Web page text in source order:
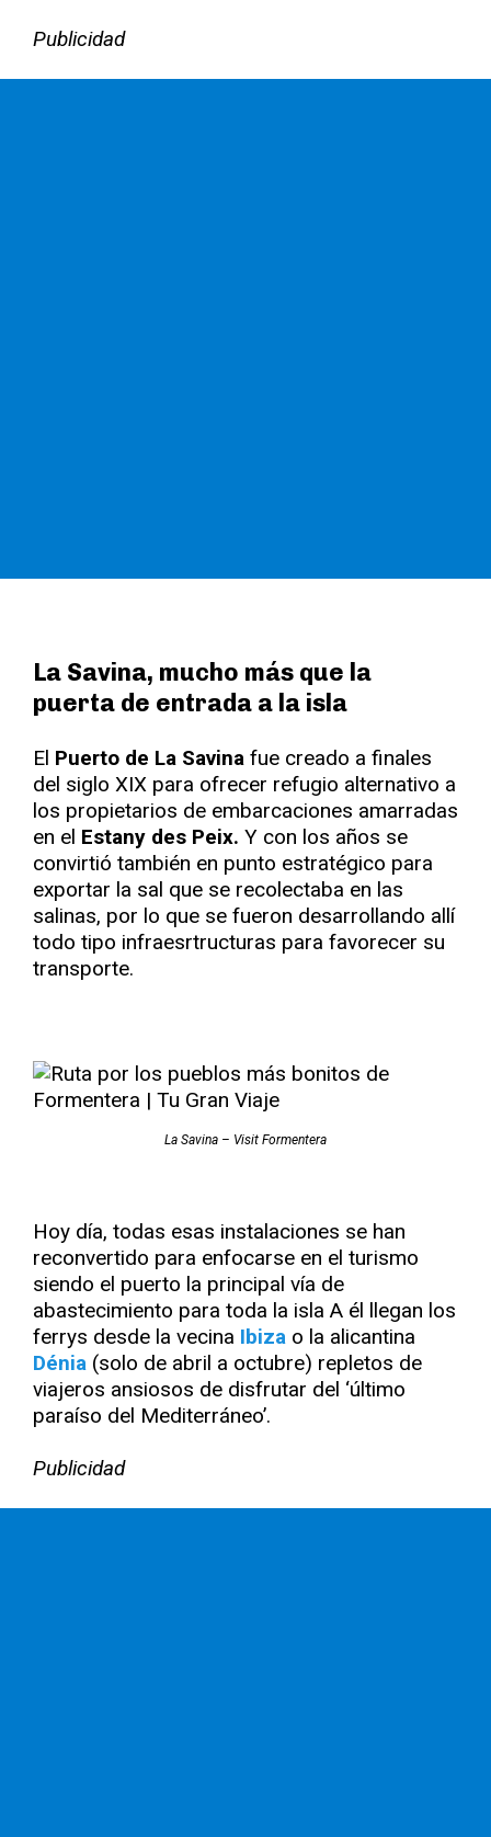
Publicidad
La Savina, mucho más que la
puerta de entrada a la isla
El Puerto de La Savina fue creado a finales
del siglo XIX para ofrecer refugio alternativo a
los propietarios de embarcaciones amarradas
en el Estany des Peix. Y con los años se
convirtió también en punto estratégico para
exportar la sal que se recolectaba en las
salinas, por lo que se fueron desarrollando allí
todo tipo infraesrtructuras para favorecer su
transporte.
La Savina – Visit Formentera
Hoy día, todas esas instalaciones se han
reconvertido para enfocarse en el turismo
siendo el puerto la principal vía de
abastecimiento para toda la isla A él llegan los
ferrys desde la vecina Ibiza o la alicantina
Dénia (solo de abril a octubre) repletos de
viajeros ansiosos de disfrutar del ‘último
paraíso del Mediterráneo’.
Publicidad